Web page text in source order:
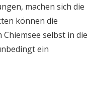
machen sich die
können die
selbst in die
ein